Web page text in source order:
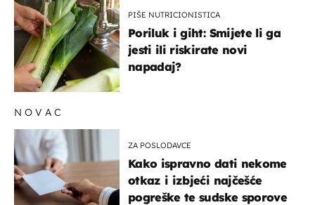
PIŠE NUTRICIONISTICA
Poriluk i giht: Smijete li ga
jesti ili riskirate novi
napadaj?
NOVAC
ZA POSLODAVCE
Kako ispravno dati nekome
otkaz i izbjeći najčešće
pogreške te sudske sporove